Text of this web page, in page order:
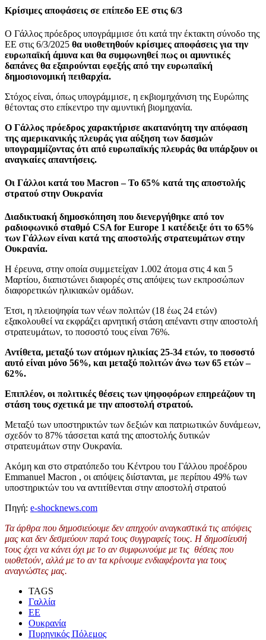
Κρίσιμες αποφάσεις σε επίπεδο ΕΕ στις 6/3
Ο Γάλλος πρόεδρος υπογράμμισε ότι κατά την έκτακτη σύνοδο της
ΕΕ στις 6/3/2025 θα υιοθετηθούν κρίσιμες αποφάσεις για την
ευρωπαϊκή άμυνα και θα συμφωνηθεί πως οι αμυντικές
δαπάνες θα εξαιρούνται εφεξής από την ευρωπαϊκή
δημοσιονομική πειθαρχία.
Στόχος είναι, όπως υπογράμμισε, η εκβιομηχάνιση της Ευρώπης
θέτοντας στο επίκεντρο την αμυντική βιομηχανία.
Ο Γάλλος πρόεδρος χαρακτήρισε ακατανόητη την απόφαση
της αμερικανικής πλευράς για αύξηση των δασμών
υπογραμμίζοντας ότι από ευρωπαϊκής πλευράς θα υπάρξουν οι
αναγκαίες απαντήσεις.
Οι Γάλλοι κατά του Macron – Το 65% κατά της αποστολής
στρατού στην Ουκρανία
Διαδικτυακή δημοσκόπηση που διενεργήθηκε από τον
ραδιοφωνικό σταθμό CSA for Europe 1 κατέδειξε ότι το 65%
των Γάλλων είναι κατά της αποστολής στρατευμάτων στην
Ουκρανία.
Η έρευνα, στην οποία συμμετείχαν 1.002 άτομα στις 4 και 5
Μαρτίου, διαπιστώνει διαφορές στις απόψεις των εκπροσώπων
διαφορετικών ηλικιακών ομάδων.
Έτσι, η πλειοψηφία των νέων πολιτών (18 έως 24 ετών)
εξακολουθεί να εκφράζει αρνητική στάση απέναντι στην αποστολή
στρατευμάτων, το ποσοστό τους είναι 76%.
Αντίθετα, μεταξύ των ατόμων ηλικίας 25-34 ετών, το ποσοστό
αυτό είναι μόνο 56%, και μεταξύ πολιτών άνω των 65 ετών –
62%.
Επιπλέον, οι πολιτικές θέσεις των ψηφοφόρων επηρεάζουν τη
στάση τους σχετικά με την αποστολή στρατού.
Μεταξύ των υποστηρικτών των δεξιών και πατριωτικών δυνάμεων,
σχεδόν το 87% τάσσεται κατά της αποστολής δυτικών
στρατευμάτων στην Ουκρανία.
Ακόμη και στο στρατόπεδο του Κέντρου του Γάλλου προέδρου
Emmanuel Macron , οι απόψεις διίστανται, με περίπου 49% των
υποστηρικτών του να αντιτίθενται στην αποστολή στρατού
Πηγή: e-shocknews.com
Τα άρθρα που δημοσιεύουμε δεν απηχούν αναγκαστικά τις απόψεις
μας και δεν δεσμεύουν παρά τους συγγραφείς τους. Η δημοσίευσή
τους έχει να κάνει όχι με το αν συμφωνούμε με τις θέσεις που
υιοθετούν, αλλά με το αν τα κρίνουμε ενδιαφέροντα για τους
αναγνώστες μας.
TAGS
Γαλλία
ΕΕ
Ουκρανία
Πυρηνικός Πόλεμος